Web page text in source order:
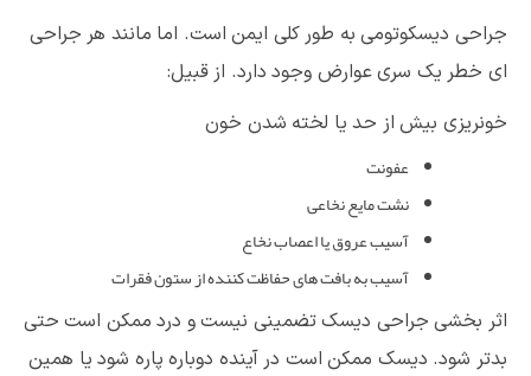
جراحی دیسکوتومی به طور کلی ایمن است. اما مانند هر جراحی
ای خطر یک سری عوارض وجود دارد. از قبیل:
خونریزی بیش از حد یا لخته شدن خون
عفونت
نشت مایع نخاعی
آسیب عروق یا اعصاب نخاع
آسیب به بافت های حفاظت کننده از ستون فقرات
اثر بخشی جراحی دیسک تضمینی نیست و درد ممکن است حتی
بدتر شود. دیسک ممکن است در آینده دوباره پاره شود یا همین